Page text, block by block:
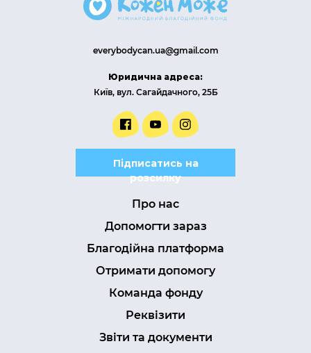
everybodycan.ua@gmail.com
Юридична адреса:
Київ, вул. Сагайдачного, 25Б
Підписатись на
розсилку
Про нас
Допомогти зараз
Благодійна платформа
Отримати допомогу
Команда фонду
Реквізити
Звіти та документи